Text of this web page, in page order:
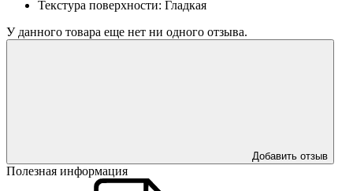
Текстура поверхности: Гладкая
У данного товара еще нет ни одного отзыва.
Добавить отзыв
Полезная информация